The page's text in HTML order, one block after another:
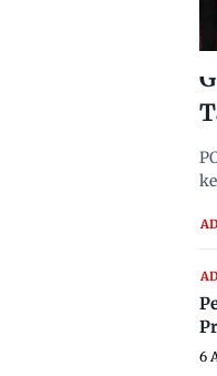
6